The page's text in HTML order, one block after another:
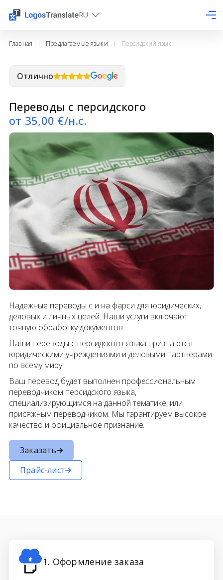
RU
Главная | Предлагаемые языки | Персидский язык
Отлично
Переводы с персидского
от 35,00 €/н.с.
Надежные переводы с и на фарси для юридических,
деловых и личных целей. Наши услуги включают
точную обработку документов.
Наши переводы с персидского языка признаются
юридическими учреждениями и деловыми партнерами
по всему миру.
Ваш перевод будет выполнен профессиональным
переводчиком персидского языка,
специализирующимся на данной тематике, или
присяжным переводчиком. Мы гарантируем высокое
качество и официальное признание.
Заказать
Прайс-лист
1. Оформление заказа